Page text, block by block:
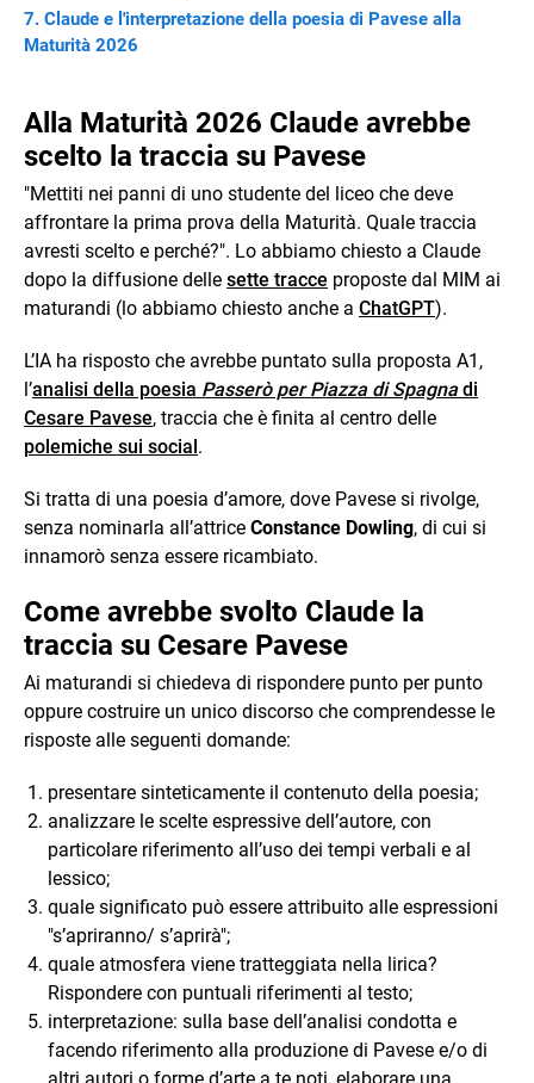
Claude e l'interpretazione della poesia di Pavese alla
Maturità 2026
Alla Maturità 2026 Claude avrebbe
scelto la traccia su Pavese
"Mettiti nei panni di uno studente del liceo che deve
affrontare la prima prova della Maturità. Quale traccia
avresti scelto e perché?". Lo abbiamo chiesto a Claude
dopo la diffusione delle sette tracce proposte dal MIM ai
maturandi (lo abbiamo chiesto anche a ChatGPT).
L’IA ha risposto che avrebbe puntato sulla proposta A1,
l’analisi della poesia Passerò per Piazza di Spagnadi
Cesare Pavese, traccia che è finita al centro delle
polemiche sui social.
Si tratta di una poesia d’amore, dove Pavese si rivolge,
senza nominarla all’attrice Constance Dowling, di cui si
innamorò senza essere ricambiato.
Come avrebbe svolto Claude la
traccia su Cesare Pavese
Ai maturandi si chiedeva di rispondere punto per punto
oppure costruire un unico discorso che comprendesse le
risposte alle seguenti domande:
presentare sinteticamente il contenuto della poesia;
analizzare le scelte espressive dell’autore, con
particolare riferimento all’uso dei tempi verbali e al
lessico;
quale significato può essere attribuito alle espressioni
"s’apriranno/ s’aprirà";
quale atmosfera viene tratteggiata nella lirica?
Rispondere con puntuali riferimenti al testo;
interpretazione: sulla base dell’analisi condotta e
facendo riferimento alla produzione di Pavese e/o di